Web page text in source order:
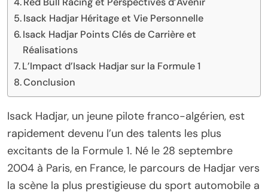
Isack Hadjar Héritage et Vie Personnelle
Isack Hadjar Points Clés de Carrière et
Réalisations
L’Impact d’Isack Hadjar sur la Formule 1
Conclusion
Isack Hadjar, un jeune pilote franco-algérien, est
rapidement devenu l’un des talents les plus
excitants de la Formule 1. Né le 28 septembre
2004 à Paris, en France, le parcours de Hadjar vers
la scène la plus prestigieuse du sport automobile a